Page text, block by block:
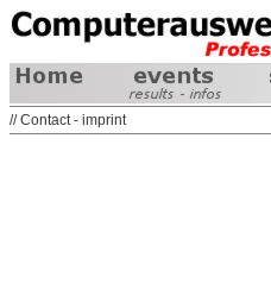
// Contact - imprint